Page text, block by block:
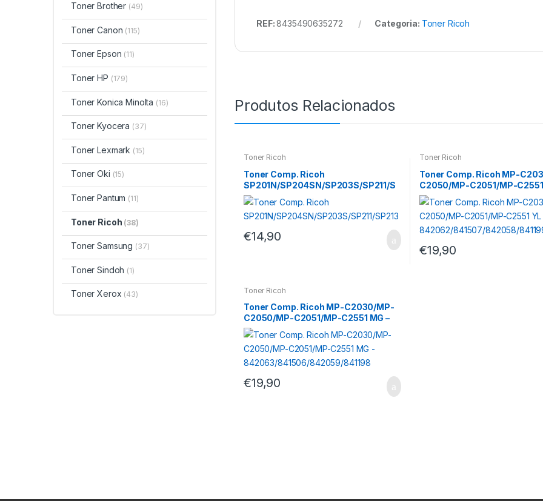
REF:8435490635272 Categoria: Toner Ricoh
Produtos Relacionados
Toner Ricoh
Toner Comp. Ricoh
SP201N/SP204SN/SP203S/SP211/S
P213
€14,90
Toner Ricoh
Toner Comp. Ricoh MP-
C2050/MP-C2051/MP-C2551
842062/841507/842058/
€19,90
Toner Ricoh
Toner Comp. Ricoh MP-C2030/MP-
C2050/MP-C2051/MP-C2551 MG –
842063/841506/842059/841198
€19,90
Toner Brother (49)
Toner Canon (115)
Toner Epson (11)
Toner HP (179)
Toner Konica Minolta (16)
Toner Kyocera (37)
Toner Lexmark (15)
Toner Oki (15)
Toner Pantum (11)
Toner Ricoh (38)
Toner Samsung (37)
Toner Sindoh (1)
Toner Xerox (43)